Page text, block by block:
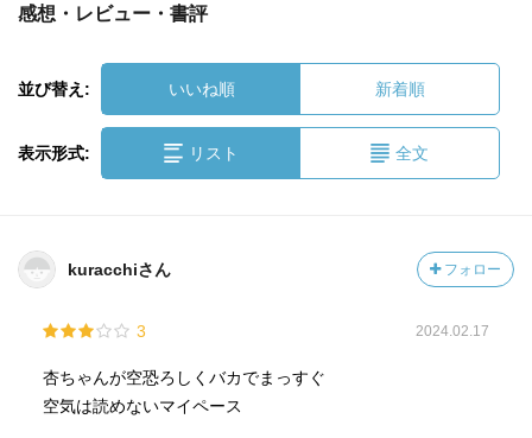
感想・レビュー・書評
並び替え: いいね順 新着順
表示形式: リスト 全文
kuracchiさん フォロー
3 2024.02.17
杏ちゃんが空恐ろしくバカでまっすぐ
空気は読めないマイペース